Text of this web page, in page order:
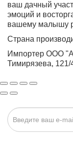
ваш дачный
эмоций и
вашему малышу
Страна
Импортер ООО
Тимирязева, 121/